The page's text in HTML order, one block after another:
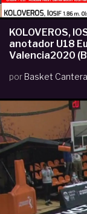
KOLOVEROS,
anotador U18
Valencia2020
por Basket